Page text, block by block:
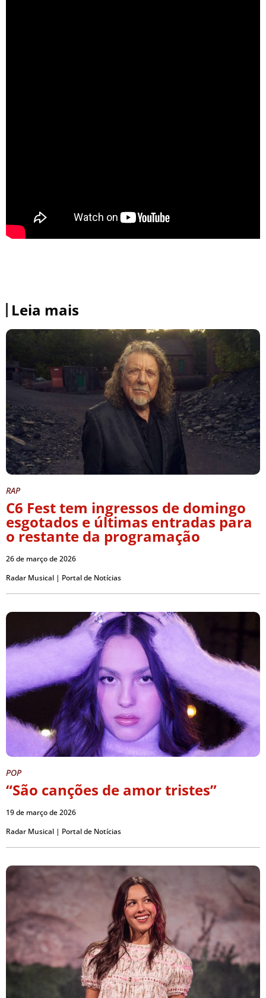
Fonte
Leia mais
RAP
C6 Fest tem ingressos de domingo
esgotados e últimas entradas para
o restante da programação
26 de março de 2026
Radar Musical | Portal de Notícias
POP
“São canções de amor tristes”
19 de março de 2026
Radar Musical | Portal de Notícias